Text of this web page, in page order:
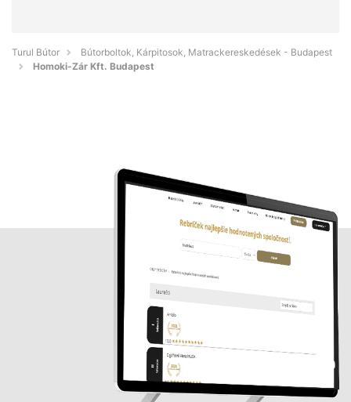
Turul Bútor
Bútorboltok, Kárpitosok, Matrackereskedések - Budapest
Homoki-Zár Kft. Budapest